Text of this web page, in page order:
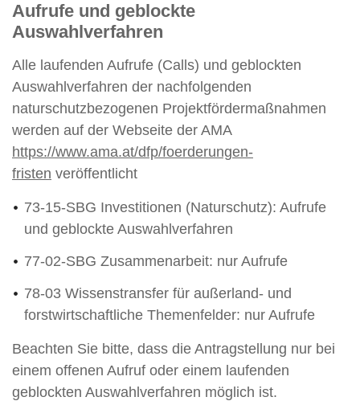
Aufrufe und geblockte
Auswahlverfahren
Alle laufenden Aufrufe (Calls) und geblockten
Auswahlverfahren der nachfolgenden
naturschutzbezogenen Projektfördermaßnahmen
werden auf der Webseite der AMA
https://www.ama.at/dfp/foerderungen-
fristen veröffentlicht
73-15-SBG Investitionen (Naturschutz): Aufrufe
und geblockte Auswahlverfahren
77-02-SBG Zusammenarbeit: nur Aufrufe
78-03 Wissenstransfer für außerland- und
forstwirtschaftliche Themenfelder: nur Aufrufe
Beachten Sie bitte, dass die Antragstellung nur bei
einem offenen Aufruf oder einem laufenden
geblockten Auswahlverfahren möglich ist.